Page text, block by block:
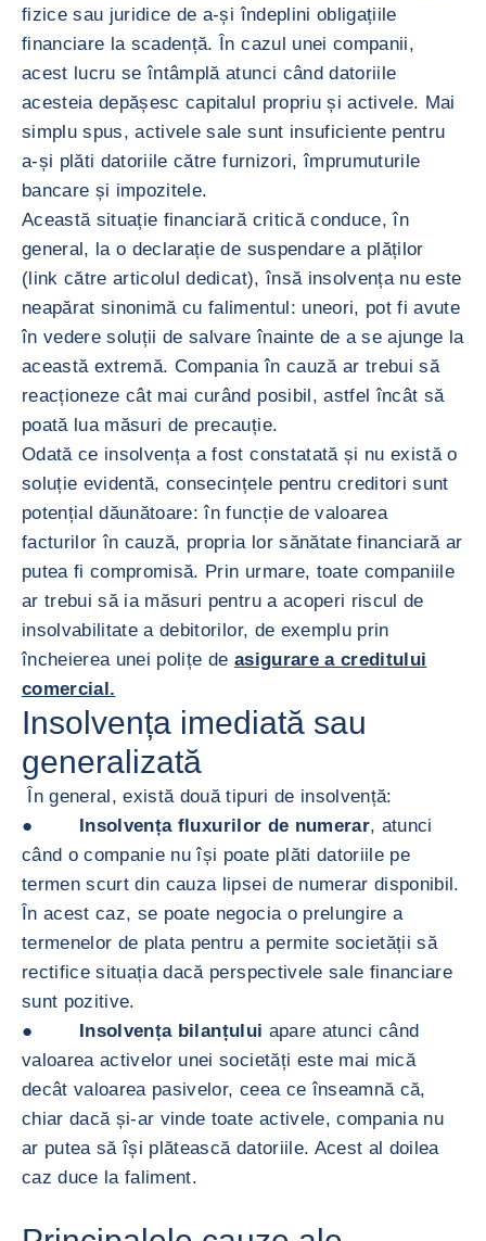
fizice sau juridice de a-și îndeplini obligațiile
financiare la scadență. În cazul unei companii,
acest lucru se întâmplă atunci când datoriile
acesteia depășesc capitalul propriu și activele. Mai
simplu spus, activele sale sunt insuficiente pentru
a-și plăti datoriile către furnizori, împrumuturile
bancare și impozitele.
Această situație financiară critică conduce, în
general, la o declarație de suspendare a plăților
(link către articolul dedicat), însă insolvența nu este
neapărat sinonimă cu falimentul: uneori, pot fi avute
în vedere soluții de salvare înainte de a se ajunge la
această extremă. Compania în cauză ar trebui să
reacționeze cât mai curând posibil, astfel încât să
poată lua măsuri de precauție.
Odată ce insolvența a fost constatată și nu există o
soluție evidentă, consecințele pentru creditori sunt
potențial dăunătoare: în funcție de valoarea
facturilor în cauză, propria lor sănătate financiară ar
putea fi compromisă. Prin urmare, toate companiile
ar trebui să ia măsuri pentru a acoperi riscul de
insolvabilitate a debitorilor, de exemplu prin
încheierea unei polițe de asigurare a creditului
comercial.
Insolvența imediată sau
generalizată
În general, există două tipuri de insolvență:
● Insolvența fluxurilor de numerar, atunci
când o companie nu își poate plăti datoriile pe
termen scurt din cauza lipsei de numerar disponibil.
În acest caz, se poate negocia o prelungire a
termenelor de plata pentru a permite societății să
rectifice situația dacă perspectivele sale financiare
sunt pozitive.
● Insolvența bilanțului apare atunci când
valoarea activelor unei societăți este mai mică
decât valoarea pasivelor, ceea ce înseamnă că,
chiar dacă și-ar vinde toate activele, compania nu
ar putea să își plătească datoriile. Acest al doilea
caz duce la faliment.